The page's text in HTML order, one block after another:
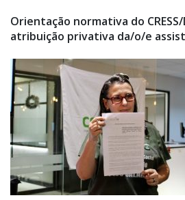
Orientação normativa do
atribuição privativa da/o/e